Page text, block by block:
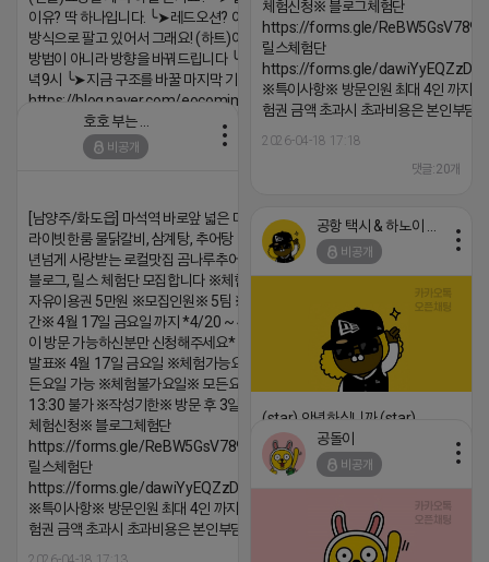
체험신청※ 블로그체험단
https://forms.gle/
릴스체험단
https://forms.gle/
※특이사항※ 방문인원 최대 4인 까지
험권 금액 초과시 초과비용은 본인부담
2026-04-18 17:18
댓글:20개
이유? 딱 하나입니다. ╰➤레드오션? 아니요! ╰➤모두 같은
방식으로 팔고 있어서 그래요! (하트)이번엔 다릅니다. ╰➤
방법이 아니라 방향을 바꿔드립니다 ╰➤4월 21일(화) 저
녁9시 ╰➤지금 구조를 바꿀 마지막 기회
https://blog.naver.com/eocomim/224250518436
2026-04-18 17:15
비공개
[남양주/화도읍] 마석역 바로앞 넓은 매장과, 프
라이빗한룸 물닭갈비, 삼계탕, 추어탕 맛집 10
년넘게 사랑받는 로컬맛집 곰나루추어탕에서
블로그, 릴스 체험단 모집합니다 ※체험메뉴※
자유이용권 5만원 ※모집인원※ 5팀 ※모집기
간※ 4월 17일 금요일 까지 *4/20 ~ 4/26 사
이 방문 가능하신분만 신청해주세요* ※체험단
발표※ 4월 17일 금요일 ※체험가능요일※ 모
든요일 가능 ※체험불가요일※ 모든요일 12 ~
13:30 불가 ※작성기한※ 방문 후 3일 이내 ※
체험신청※ 블로그체험단
https://forms.gle/ReBW5GsV789ur2Pz6
릴스체험단
https://forms.gle/dawiYyEQZzDdqf8W8
※특이사항※ 방문인원 최대 4인 까지 가능 체
험권 금액 초과시 초과비용은 본인부담입니다.
비공개
(star) 안녕하십니까 (star)
2026-04-18 17:12
공돌이
비공개